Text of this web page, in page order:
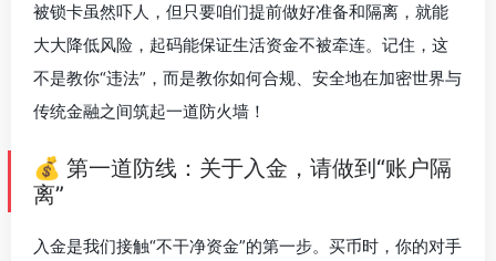
被锁卡虽然吓人，但只要咱们提前做好准备和隔离，就能
大大降低风险，起码能保证生活资金不被牵连。记住，这
不是教你“违法”，而是教你如何合规、安全地在加密世界与
传统金融之间筑起一道防火墙！
💰 第一道防线：关于入金，请做到“账户隔
离”
入金是我们接触“不干净资金”的第一步。买币时，你的对手